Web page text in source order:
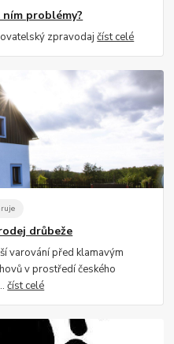
problémy?
zpravodajčíst celé
drůbeže
varování před klamavým
v prostředí českého
číst celé